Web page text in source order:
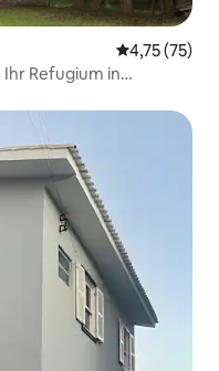
4,75 (75)
Refugium in